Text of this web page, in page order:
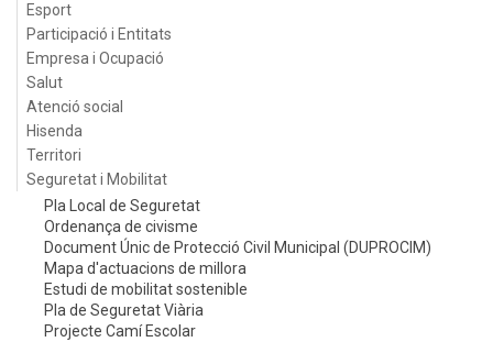
Esport
Participació i Entitats
Empresa i Ocupació
Salut
Atenció social
Hisenda
Territori
Seguretat i Mobilitat
Pla Local de Seguretat
Ordenança de civisme
Document Únic de Protecció Civil Municipal (DUPROCIM)
Mapa d'actuacions de millora
Estudi de mobilitat sostenible
Pla de Seguretat Viària
Projecte Camí Escolar